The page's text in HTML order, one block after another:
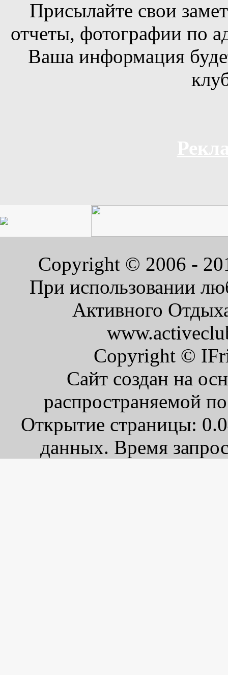
Присылайте свои
отчеты, фотографии по
Ваша информация
Copyright © 2006 -
При использовании
Активного
Copyright ©
Сайт создан на
распространяемой
Открытие страницы:
данных. Время